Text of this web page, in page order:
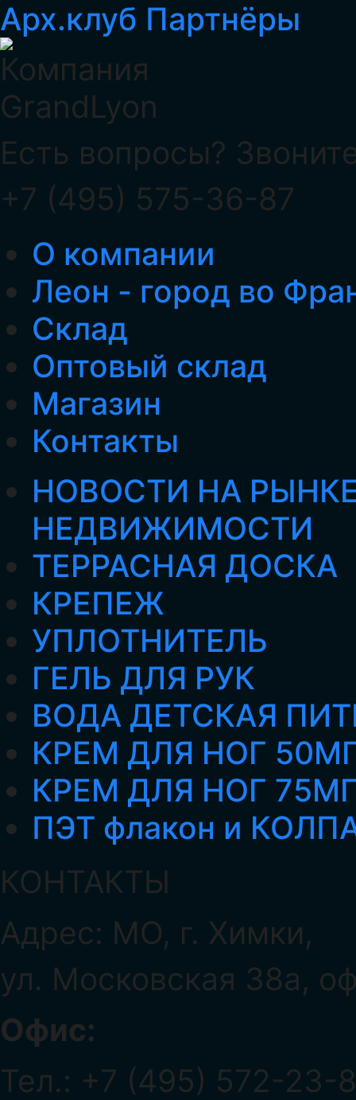
Арх.клуб Партнёры
Есть вопросы?
+7 (495) 575-36-87
О компании
Леон - город во
Склад
Оптовый склад
Магазин
Контакты
НОВОСТИ НА
НЕДВИЖИМОСТИ
ТЕРРАСНАЯ ДОСКА
КРЕПЕЖ
УПЛОТНИТЕЛЬ
ГЕЛЬ ДЛЯ РУК
ВОДА ДЕТСКАЯ
КРЕМ ДЛЯ НОГ
КРЕМ ДЛЯ НОГ
ПЭТ флакон и
КОНТАКТЫ
Адрес: МО, г. Химки,
ул. Московская 38а,
Офис:
Тел.: +7 (495) 572-23-